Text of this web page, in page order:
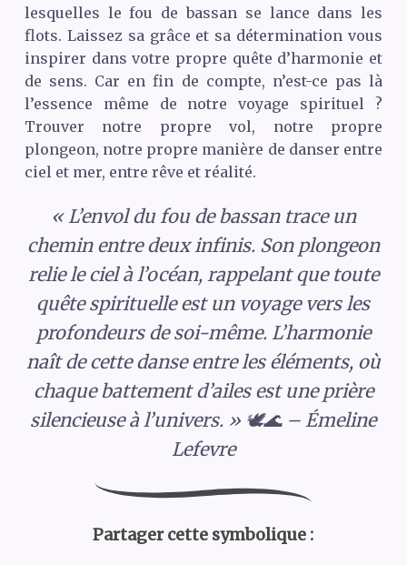
lesquelles le fou de bassan se lance dans les
flots. Laissez sa grâce et sa détermination vous
inspirer dans votre propre quête d’harmonie et
de sens. Car en fin de compte, n’est-ce pas là
l’essence même de notre voyage spirituel ?
Trouver notre propre vol, notre propre
plongeon, notre propre manière de danser entre
ciel et mer, entre rêve et réalité.
« L’envol du fou de bassan trace un
chemin entre deux infinis. Son plongeon
relie le ciel à l’océan, rappelant que toute
quête spirituelle est un voyage vers les
profondeurs de soi-même. L’harmonie
naît de cette danse entre les éléments, où
chaque battement d’ailes est une prière
silencieuse à l’univers. » 🕊️🌊 – Émeline
Lefevre
Partager cette symbolique :